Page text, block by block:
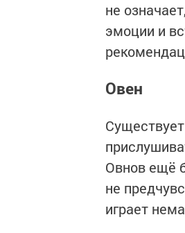
не
эмоции и
Овен
Овнов ещё
не
играет